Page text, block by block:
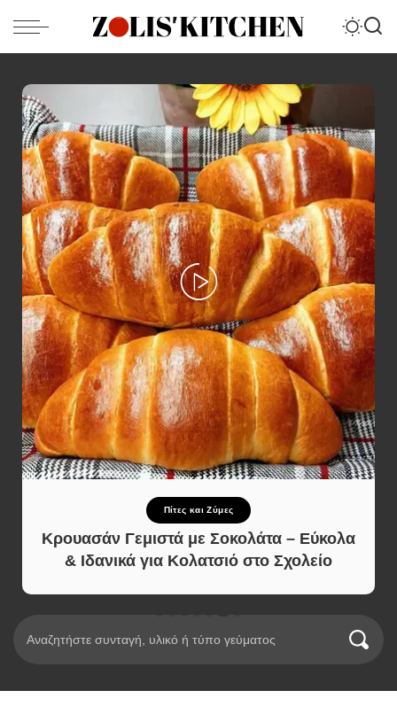
Πίτες και Ζύμες
Κρουασάν Γεμιστά με Σοκολάτα – Εύκολα
& Ιδανικά για Κολατσιό στο Σχολείο